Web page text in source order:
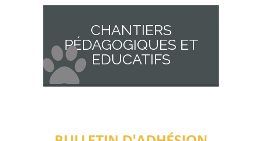
CHANTIERS
PÉDAGOGIQUES ET
EDUCATIFS